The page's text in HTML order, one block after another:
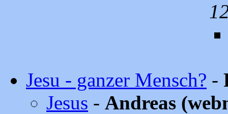
Jesu - ganzer Mensch? -
Jesus - Andreas